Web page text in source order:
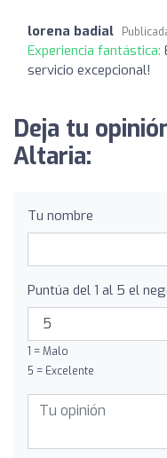
lorena badial
Experiencia fantástica:
servicio excepcional!
Deja tu
Altaria:
Tu nombre
Puntúa del 1 al 5 el
1 = Malo
5 = Excelente